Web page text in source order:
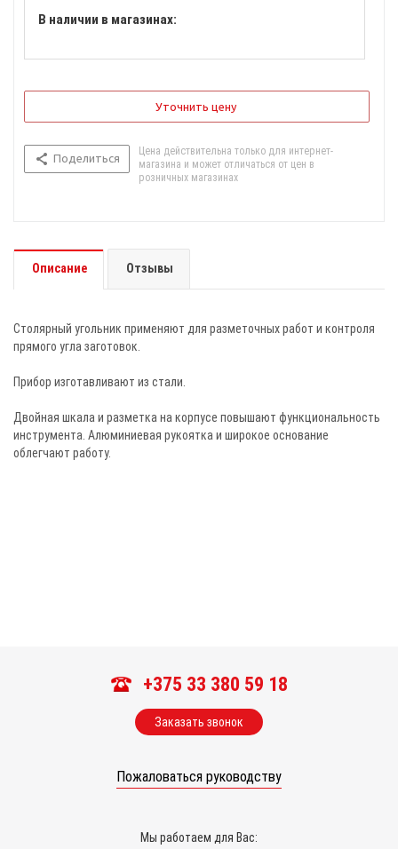
В наличии в магазинах:
Уточнить цену
Поделиться
Цена действительна только для интернет-
магазина и может отличаться от цен в
розничных магазинах
Описание Отзывы
Столярный угольник применяют для разметочных работ и контроля
прямого угла заготовок.
Прибор изготавливают из стали.
Двойная шкала и разметка на корпусе повышают функциональность
инструмента. Алюминиевая рукоятка и широкое основание
облегчают работу.
+375 33 380 59 18
Заказать звонок
Пожаловаться руководству
Мы работаем для Вас: